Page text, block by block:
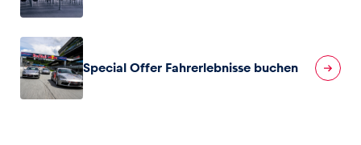
BusinessSpecial Offer Fahrerlebnisse buchen